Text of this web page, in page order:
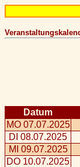
Datum
MO 07.07.2025
DI 08.07.2025
MI 09.07.2025
DO 10.07.2025